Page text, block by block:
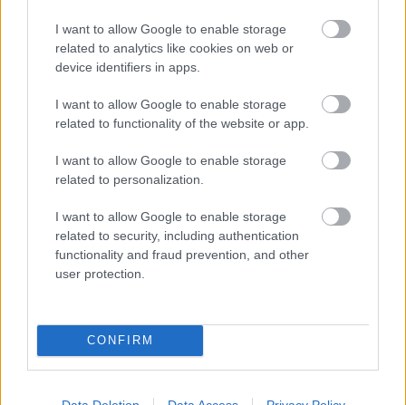
I want to allow Google to enable storage
related to analytics like cookies on web or
device identifiers in apps.
I want to allow Google to enable storage
related to functionality of the website or app.
I want to allow Google to enable storage
related to personalization.
I want to allow Google to enable storage
related to security, including authentication
functionality and fraud prevention, and other
user protection.
CONFIRM
Ο πραγματικός λόγος της τουρκικής «απόβασης»
στο Αιγαίο: Γιατί προτιμούν τα ελληνικά νησιά
βρίσκουν τα χρήματα για «μεταγραφές